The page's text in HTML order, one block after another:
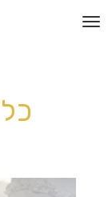
תפריט